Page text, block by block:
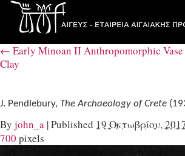
← Early Minoan II Anthropomorphic Vase
Clay
J. Pendlebury, The Archaeology of Crete
By john_a |Published 19 Οκτωβρίου,
700 pixels